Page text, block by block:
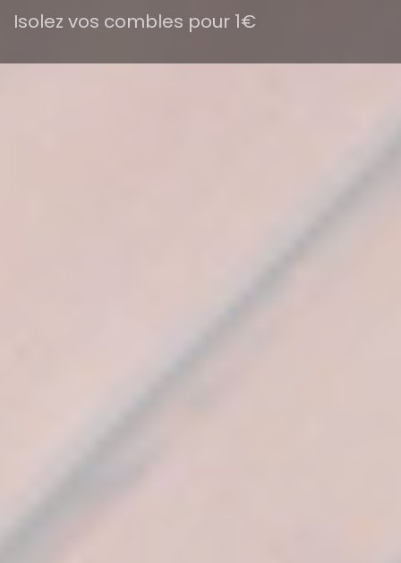
Isolez vos combles pour 1€